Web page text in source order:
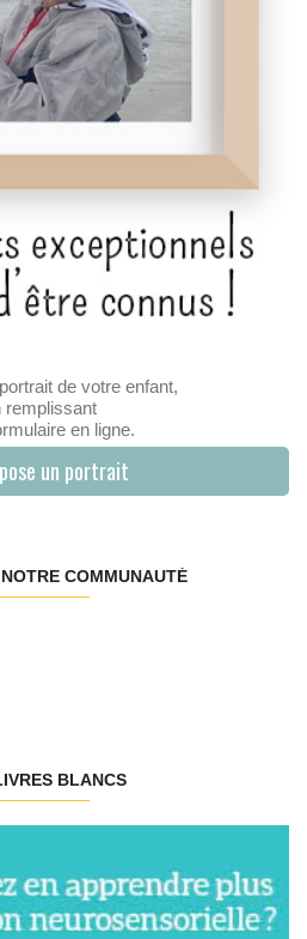
de votre enfant,
remplissant
en ligne.
un portrait
COMMUNAUTÉ
BLANCS